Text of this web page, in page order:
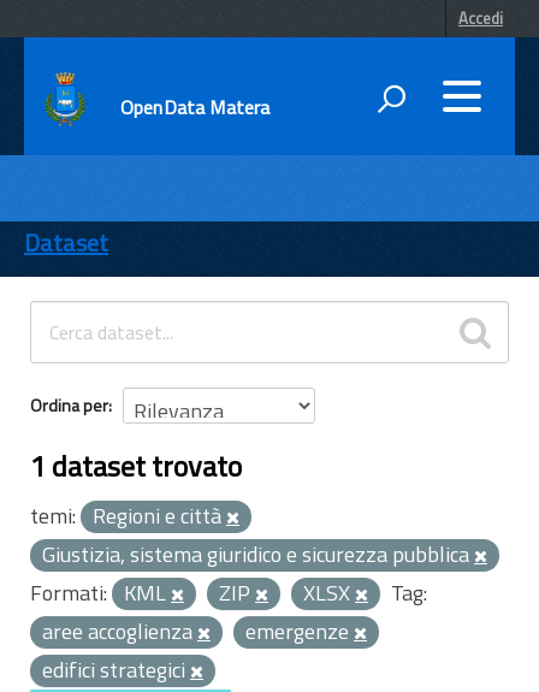
Accedi
OpenData Matera
ENTI
TEMI
INFORMAZIONI
Dataset
Ordina per
1 dataset trovato
temi: Regioni e città
Giustizia, sistema giuridico e sicurezza pubblica
Formati: KML ZIP XLSX
Tag:
aree accoglienza
emergenze
edifici strategici